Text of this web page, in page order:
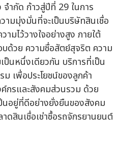
ำกัด ก้าวสู่ปีที่ 29 ในการ
ามมุ่งมั่นที่จะเป็นบริษัทสินเชื่อ
ามไว้วางใจอย่างสูง ภายใต้
ด้วย ความซื่อสัตย์สุจริต ความ
ป็นหนึ่งเดียวกัน บริการที่เป็น
ม เพื่อประโยชน์ของลูกค้า
รและสังคมส่วนรวม ด้วย
นอยู่ที่ดีอย่างยั่งยืนของสังคม
ดสินเชื่อเช่าซื้อรถจักรยานยนต์